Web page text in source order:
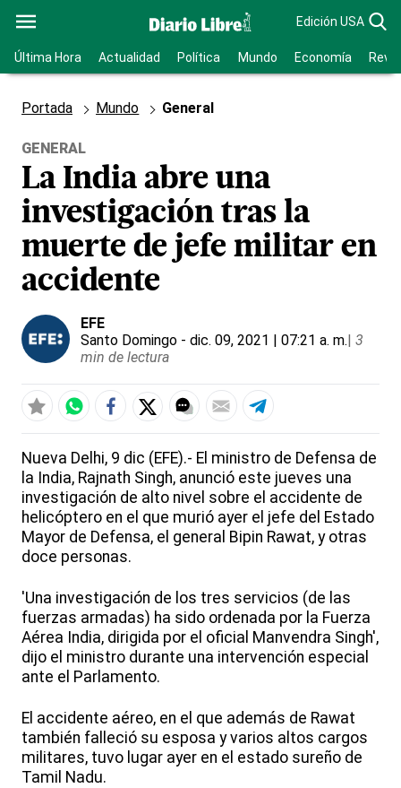
Edición USA
Última Hora Actualidad Política Mundo Economía
Portada Mundo General
GENERAL
La India abre una
investigación tras la
muerte de jefe militar en
accidente
EFE
Santo Domingo - dic. 09, 2021 | 07:21 a. m.| 3
min de lectura
Nueva Delhi, 9 dic (EFE).- El ministro de Defensa de
la India, Rajnath Singh, anunció este jueves una
investigación de alto nivel sobre el accidente de
helicóptero en el que murió ayer el jefe del Estado
Mayor de Defensa, el general Bipin Rawat, y otras
doce personas.
'Una investigación de los tres servicios (de las
fuerzas armadas) ha sido ordenada por la Fuerza
Aérea India, dirigida por el oficial Manvendra Singh',
dijo el ministro durante una intervención especial
ante el Parlamento.
El accidente aéreo, en el que además de Rawat
también falleció su esposa y varios altos cargos
militares, tuvo lugar ayer en el estado sureño de
Tamil Nadu.